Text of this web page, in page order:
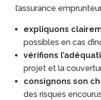
l’assurance
expliquons
possibles en cas
vérifions
projet et la
consignons son
des risques